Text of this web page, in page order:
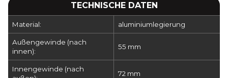
TECHNISCHE DATEN
Material: aluminiumlegierung
Außengewinde (nach
innen):
55 mm
Innengewinde (nach
72 mm